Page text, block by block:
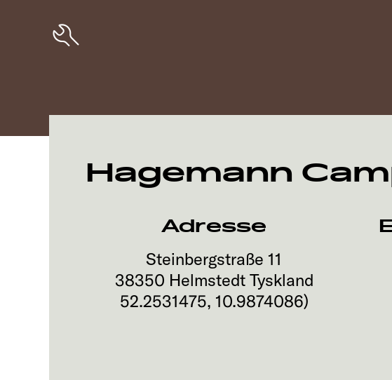
Hagemann
Adresse
Steinbergstraße 11
38350 Helmstedt Tyskland
52.2531475, 10.9874086)